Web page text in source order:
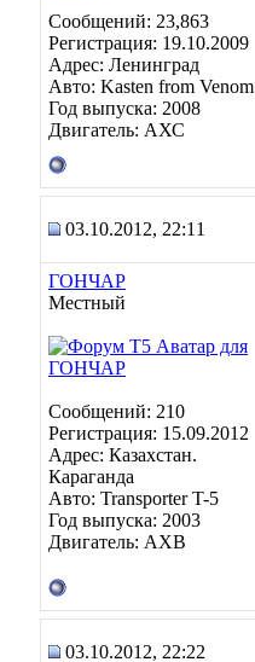
Сообщений: 23,863
Регистрация: 19.10.2009
Адрес: Ленинград
Авто: Kasten from Venom
Год выпуска: 2008
Двигатель: АХС
03.10.2012, 22:11
ГОНЧАР
Местный
Сообщений: 210
Регистрация: 15.09.2012
Адрес: Казахстан.
Караганда
Авто: Transporter T-5
Год выпуска: 2003
Двигатель: AXB
03.10.2012, 22:22